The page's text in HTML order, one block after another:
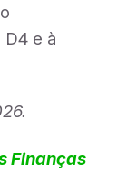
D4 e à
Finanças